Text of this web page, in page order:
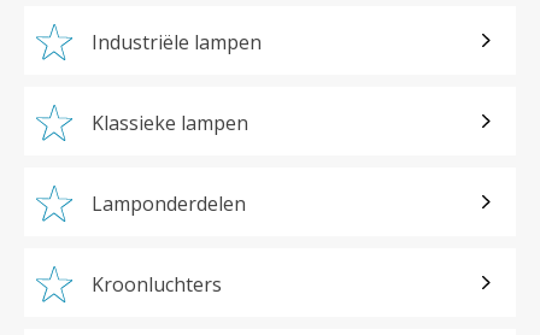
Industriële lampen
Klassieke lampen
Lamponderdelen
Kroonluchters